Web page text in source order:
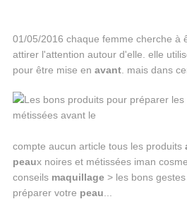
01/05/2016 chaque femme cherche à
attirer l'attention autour d'elle. elle
pour être mise en avant. mais dans
compte aucun article tous les produits
peaux noires et métissées iman
conseils maquillage> les bons gestes
préparer votre peau